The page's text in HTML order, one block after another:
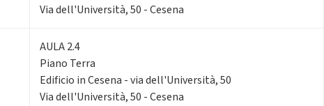
Via dell'Università, 50 - Cesena
AULA 2.4
Piano Terra
Edificio in Cesena - via dell'Università, 50
Via dell'Università, 50 - Cesena